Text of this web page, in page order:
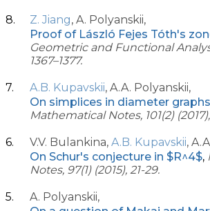
Z. Jiang, A. Polyanskii,
Proof of László Fejes Tóth's
Geometric and Functional
1367–1377.
A.B. Kupavskii, A.A. Polyanskii,
On simplices in diameter
Mathematical Notes, 101(2)
V.V. Bulankina, A.B. Kupavskii,
On Schur's conjecture in $R^4$,
Notes, 97(1) (2015), 21-29.
A. Polyanskii,